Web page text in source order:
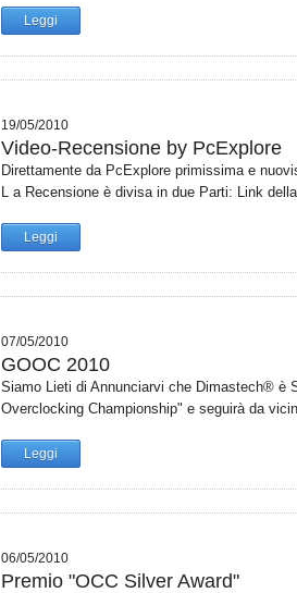
Leggi
19/05/2010
Video-Recensione by PcExplore
Direttamente da PcExplore primissima e
L a Recensione è divisa in due Parti: Link
Leggi
07/05/2010
GOOC 2010
Siamo Lieti di Annunciarvi che Dimastech® è
Overclocking Championship" e seguirà da
Leggi
06/05/2010
Premio "OCC Silver Award"